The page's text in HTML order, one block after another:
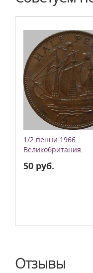
1/2 пенни 1966
Великобритания.
50 руб.
Отзывы